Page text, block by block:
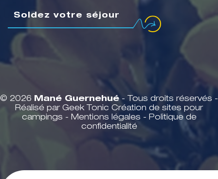
Soldez votre séjour
© 2026 Mané Guernehué- Tous droits réservés -
Réalisé par Geek Tonic Création de sites pour
campings - Mentions légales - Politique de
confidentialité